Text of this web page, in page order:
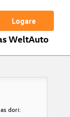
Logare
WeltAuto
dori: